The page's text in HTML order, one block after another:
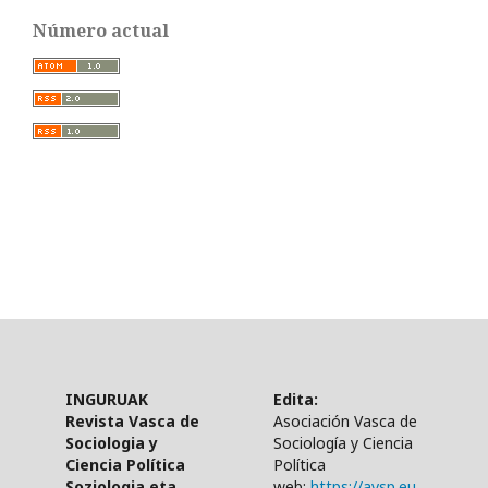
Número actual
INGURUAK
Revista Vasca de
Sociologia y
Ciencia Política
Edita:
Asociación Vasca de
Sociología y Ciencia
Política